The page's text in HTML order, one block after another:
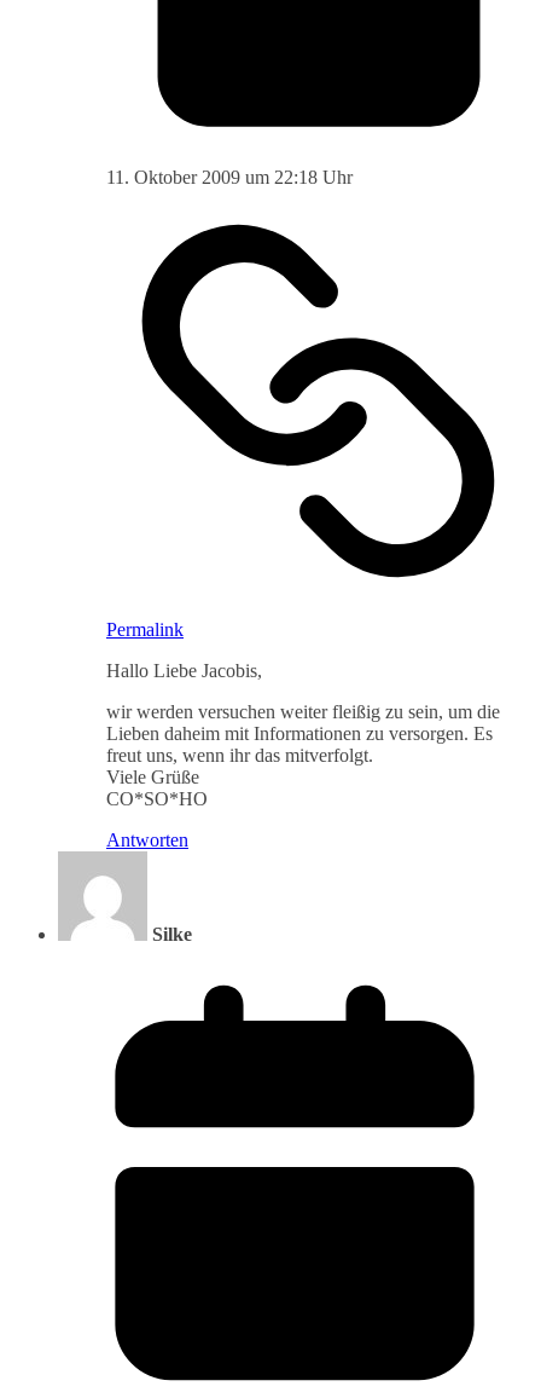
11. Oktober 2009 um 22:18 Uhr
Permalink
Hallo Liebe Jacobis,
wir werden versuchen weiter fleißig zu sein, um die
Lieben daheim mit Informationen zu versorgen. Es
freut uns, wenn ihr das mitverfolgt.
Viele Grüße
CO*SO*HO
Antworten
Silke